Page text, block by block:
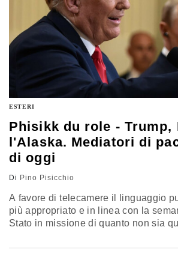
ESTERI
Phisikk du role - Trump,
l'Alaska. Mediatori di
di oggi
Di Pino Pisicchio
A favore di telecamere il linguaggio
più appropriato e in linea con la
Stato in missione di quanto non sia